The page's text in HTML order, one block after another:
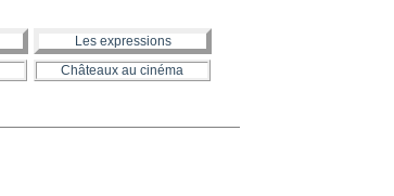
Les expressions
Châteaux au cinéma